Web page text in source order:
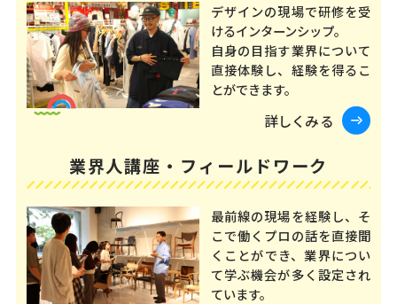
デザインの現場で研修を受
けるインターンシップ。
自身の目指す業界について
直接体験し、経験を得るこ
とができます。
詳しくみる
業界人講座・フィールドワーク
最前線の現場を経験し、そ
こで働くプロの話を直接聞
くことができ、業界につい
て学ぶ機会が多く設定され
ています。